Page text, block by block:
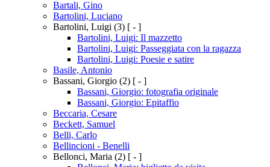
Bartali, Gino
Bartolini, Luciano
Bartolini, Luigi (3) [ - ]
Bartolini, Luigi: Il mazzetto
Bartolini, Luigi: Passeggiata con la ragazza
Bartolini, Luigi: Poesie e satire
Basile, Antonio
Bassani, Giorgio (2) [ - ]
Bassani, Giorgio: fotografia originale
Bassani, Giorgio: Epitaffio
Beccaria, Cesare
Beckett, Samuel
Belli, Carlo
Bellincioni - Benelli
Bellonci, Maria (2) [ - ]